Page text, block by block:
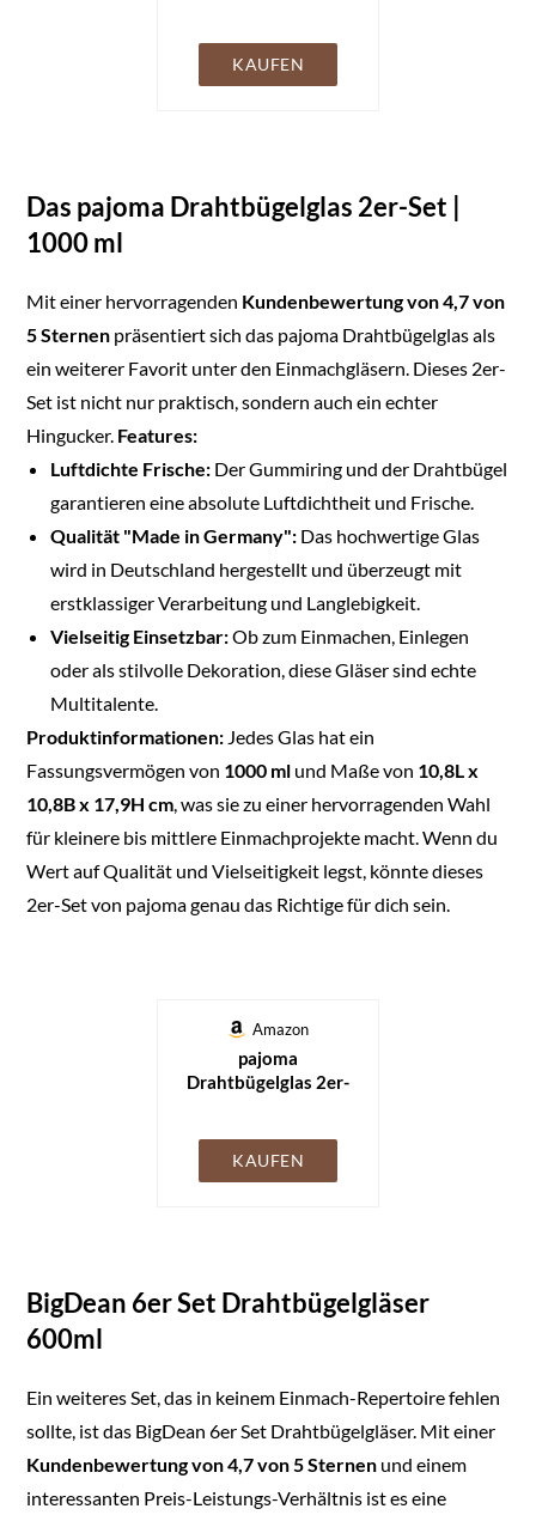
Bügelverschluss inkl.
Etiketten - Vorratsglas
Made in Germany
KAUFEN
Das pajoma Drahtbügelglas 2er-Set |
1000 ml
Mit einer hervorragenden Kundenbewertung von 4,7 von
5 Sternen präsentiert sich das pajoma Drahtbügelglas als
ein weiterer Favorit unter den Einmachgläsern. Dieses 2er-
Set ist nicht nur praktisch, sondern auch ein echter
Hingucker. Features:
Luftdichte Frische: Der Gummiring und der Drahtbügel
garantieren eine absolute Luftdichtheit und Frische.
Qualität "Made in Germany": Das hochwertige Glas
wird in Deutschland hergestellt und überzeugt mit
erstklassiger Verarbeitung und Langlebigkeit.
Vielseitig Einsetzbar:Ob zum Einmachen, Einlegen
oder als stilvolle Dekoration, diese Gläser sind echte
Multitalente.
Produktinformationen: Jedes Glas hat ein
Fassungsvermögen von 1000 ml und Maße von 10,8L x
10,8B x 17,9H cm , was sie zu einer hervorragenden Wahl
für kleinere bis mittlere Einmachprojekte macht. Wenn du
Wert auf Qualität und Vielseitigkeit legst, könnte dieses
2er-Set von pajoma genau das Richtige für dich sein.
Amazon
pajoma
Drahtbügelglas 2er-
inkl. Gummidichtung |
Einmachglas
KAUFEN
BigDean 6er Set Drahtbügelgläser
600ml
Ein weiteres Set, das in keinem Einmach-Repertoire fehlen
sollte, ist das BigDean 6er Set Drahtbügelgläser. Mit einer
Kundenbewertung von 4,7 von 5 Sternen und einem
interessanten Preis-Leistungs-Verhältnis ist es eine